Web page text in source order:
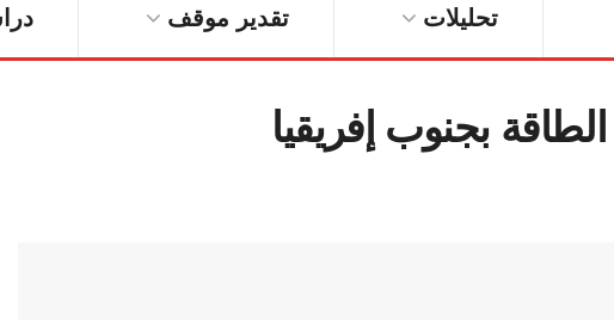
تحليلات تقدير موقف